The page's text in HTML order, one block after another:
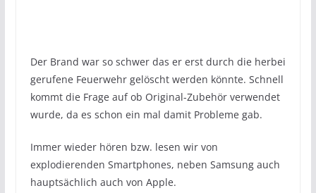
Der Brand war so schwer das er erst durch die herbei
gerufene Feuerwehr gelöscht werden könnte. Schnell
kommt die Frage auf ob Original-Zubehör verwendet
wurde, da es schon ein mal damit Probleme gab.
Immer wieder hören bzw. lesen wir von
explodierenden Smartphones, neben Samsung auch
hauptsächlich auch von Apple.